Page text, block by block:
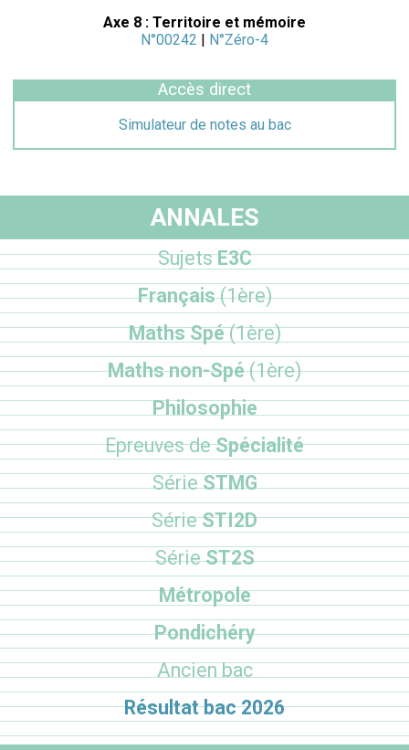
Axe 8 : Territoire et mémoire
N°00242 | N°Zéro-4
Accès direct
Simulateur de notes au bac
ANNALES
SujetsE3C
Français(1ère)
Maths Spé(1ère)
Maths non-Spé(1ère)
Philosophie
Epreuves deSpécialité
SérieSTMG
SérieSTI2D
SérieST2S
Métropole
Pondichéry
Ancien bac
Résultat bac 2026